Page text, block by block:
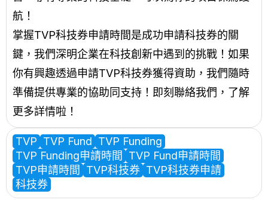
航！
掌握TVP科技券申請時間是成功申請科技券的關
鍵，我們深明企業在科技創新中遇到的挑戰！如果
你有興趣透過申請TVP科技券獲得資助，我們隨時
準備提供專業的協助同支持！即刻聯絡我們 ，了解
更多詳情啦！
TVP TVP Fund TVP Funding
TVP Funding申請時間
TVP Fund申請時間
TVP申請時間
TVP科技券 TVP科技券申請
科技券